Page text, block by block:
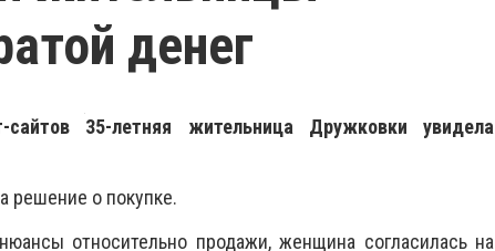
денег
35-летняя жительница Дружковки увидела
решение о покупке.
относительно продажи, женщина согласилась на